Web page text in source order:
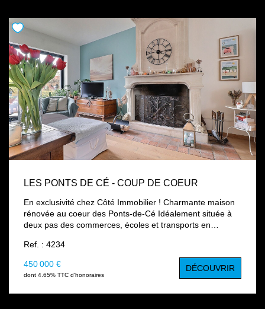
LES PONTS DE CÉ - COUP DE COEUR
En exclusivité chez Côté Immobilier ! Charmante maison
rénovée au coeur des Ponts-de-Cé Idéalement située à
deux pas des commerces, écoles et transports en
cette maison de caractère saura vous séduire par son
découvrirez au rez-de-chaussée une grande pièce de vie
lumineuse, sublimée par une magnifique cheminée en
tuffeau, véritable coeur de la maison. Une cuisine
Ref. : 4234
450 000 €
dont 4.65% TTC d'honoraires
DÉCOUVRIR